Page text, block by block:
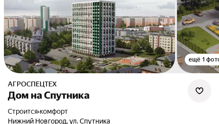
ещё 1
АГРОСПЕЦТЕХ
Дом на Спутника
Строится•комфорт
Нижний Новгород, ул. Спутника